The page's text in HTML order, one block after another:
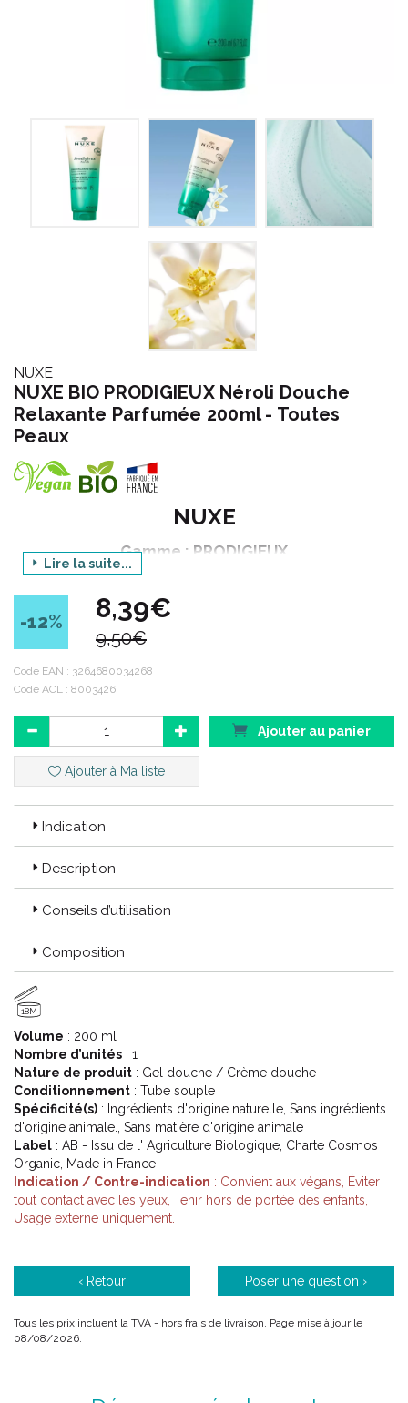
NUXE
NUXE BIO PRODIGIEUX Néroli Douche
Relaxante Parfumée 200ml - Toutes
Peaux
NUXE
Gamme : PRODIGIEUX
Déclinaison : BIO
Produit : NEROLI DOUCHE RELAXANTE PARFUMEE
Contenance : 200 ml
Code ACL : 8003426
Code EAN : 3264680034268
Lire la suite...
-12% 8,39€
9,50€
Code EAN : 3264680034268
Code ACL : 8003426
Ajouter au panier
Ajouter à Ma liste
Indication
Description
Conseils d’utilisation
Composition
18M
Volume : 200 ml
Nombre d’unités : 1
Nature de produit : Gel douche / Crème douche
Conditionnement : Tube souple
Spécificité(s) : Ingrédients d'origine naturelle, Sans ingrédients
d'origine animale., Sans matière d'origine animale
Label : AB - Issu de l' Agriculture Biologique, Charte Cosmos
Organic, Made in France
Indication / Contre-indication : Convient aux végans, Éviter
tout contact avec les yeux, Tenir hors de portée des enfants,
Usage externe uniquement.
‹ Retour Poser une question ›
Tous les prix incluent la TVA - hors frais de livraison. Page mise à jour le
08/08/2026.